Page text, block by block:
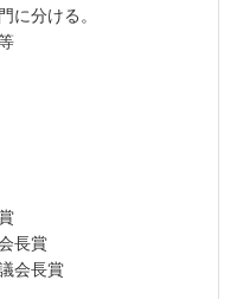
分ける。
長賞
会長賞